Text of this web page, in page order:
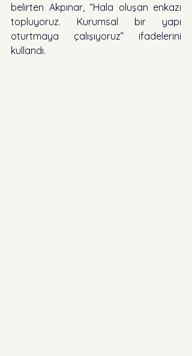
belirten Akpınar, “Hala oluşan enkazı
topluyoruz. Kurumsal bir yapı
oturtmaya çalışıyoruz” ifadelerini
kullandı.